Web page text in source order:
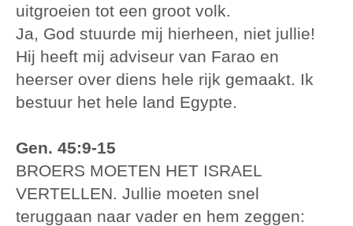
uitgroeien tot een groot volk.
Ja, God stuurde mij hierheen, niet jullie!
Hij heeft mij adviseur van Farao en
heerser over diens hele rijk gemaakt. Ik
bestuur het hele land Egypte.
Gen. 45:9-15
BROERS MOETEN HET ISRAEL
VERTELLEN. Jullie moeten snel
teruggaan naar vader en hem zeggen: